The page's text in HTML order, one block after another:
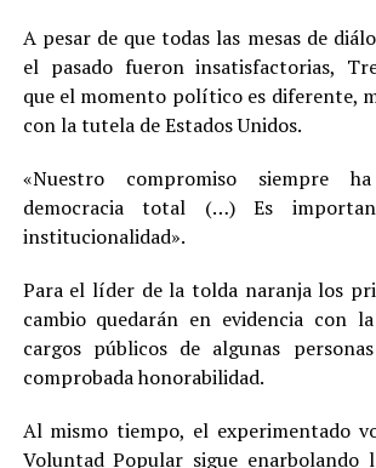
A pesar de que todas las mesas de
el pasado fueron insatisfactorias,
que el momento político es diferente,
con la tutela de Estados Unidos.
«Nuestro compromiso siempre
democracia total (…) Es
institucionalidad».
Para el líder de la tolda naranja los
cambio quedarán en evidencia con
cargos públicos de algunas
comprobada honorabilidad.
Al mismo tiempo, el experimentado
Voluntad Popular sigue enarbolando